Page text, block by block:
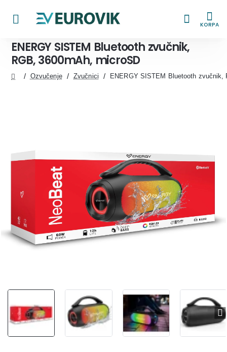
KORPA
ENERGY SISTEM Bluetooth zvučnik,
RGB, 3600mAh, microSD
Ozvučenje Zvučnici ENERGY SISTEM Bluetooth zvučnik,